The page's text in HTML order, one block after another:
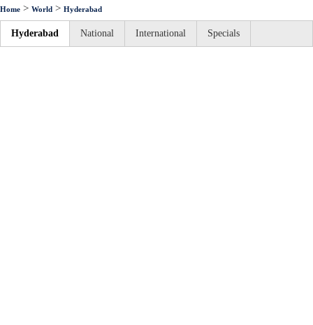
Home > World > Hyderabad
Hyderabad National International Specials